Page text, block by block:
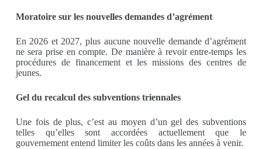
Moratoire sur les nouvelles demandes d’agrément
En 2026 et 2027, plus aucune nouvelle demande d’agrément
ne sera prise en compte. De manière à revoir entre-temps les
procédures de financement et les missions des centres de
jeunes.
Gel du recalcul des subventions triennales
Une fois de plus, c’est au moyen d’un gel des subventions
telles qu’elles sont accordées actuellement que le
gouvernement entend limiter les coûts dans les années à venir.